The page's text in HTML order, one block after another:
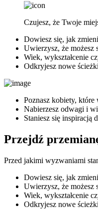
Czujesz, że Twoje
Dowiesz się, jak
Uwierzysz, że możesz
Wiek, wykształcenie
Odkryjesz nowe
Poznasz kobiety, które
Nabierzesz odwagi i
Staniesz się inspiracją
Przejdź
Przed jakimi wyzwaniami
Dowiesz się, jak
Uwierzysz, że możesz
Wiek, wykształcenie
Odkryjesz nowe